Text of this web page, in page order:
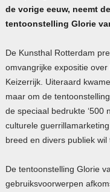
de vorige eeuw, neemt
tentoonstelling Glorie
De Kunsthal Rotterdam
omvangrijke expositie
Keizerrijk. Uiteraard
maar om de
de speciaal bedrukte ‘500
culturele
breed en divers publiek wil
De tentoonstelling Glorie
gebruiksvoorwerpen